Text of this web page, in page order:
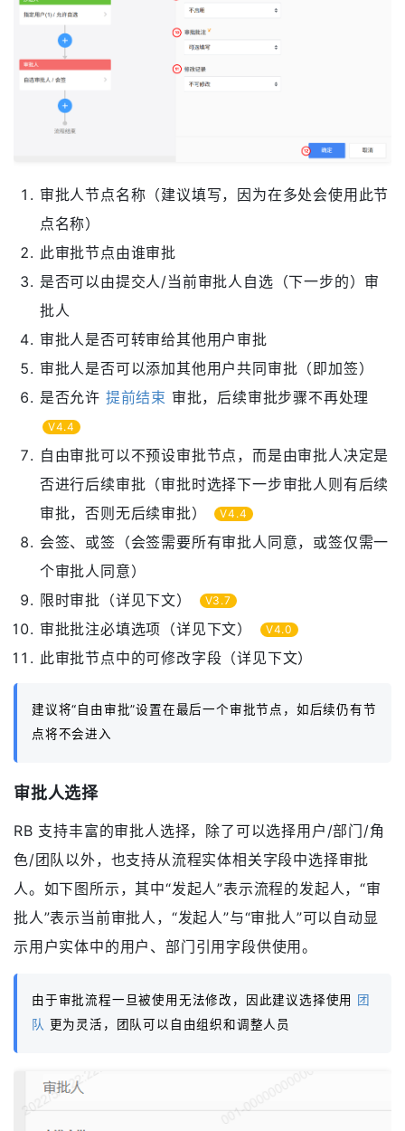
审批人节点名称（建议填写，因为在多处会使用此节
点名称）
此审批节点由谁审批
是否可以由提交人/当前审批人自选（下一步的）审
批人
审批人是否可转审给其他用户审批
审批人是否可以添加其他用户共同审批（即加签）
是否允许 提前结束 审批，后续审批步骤不再处理
V4.4
自由审批可以不预设审批节点，而是由审批人决定是
否进行后续审批（审批时选择下一步审批人则有后续
审批，否则无后续审批）
V4.4
会签、或签（会签需要所有审批人同意，或签仅需一
个审批人同意）
限时审批（详见下文）
V3.7
审批批注必填选项（详见下文） V4.0
此审批节点中的可修改字段（详见下文）
建议将“自由审批”设置在最后一个审批节点，如后续仍有节
点将不会进入
审批人选择
RB 支持丰富的审批人选择，除了可以选择用户/部门/角
色/团队以外，也支持从流程实体相关字段中选择审批
人。如下图所示，其中“发起人”表示流程的发起人，“审
批人”表示当前审批人，“发起人”与“审批人”可以自动显
示用户实体中的用户、部门引用字段供使用。
由于审批流程一旦被使用无法修改，因此建议选择使用
团
队 更为灵活，团队可以自由组织和调整人员